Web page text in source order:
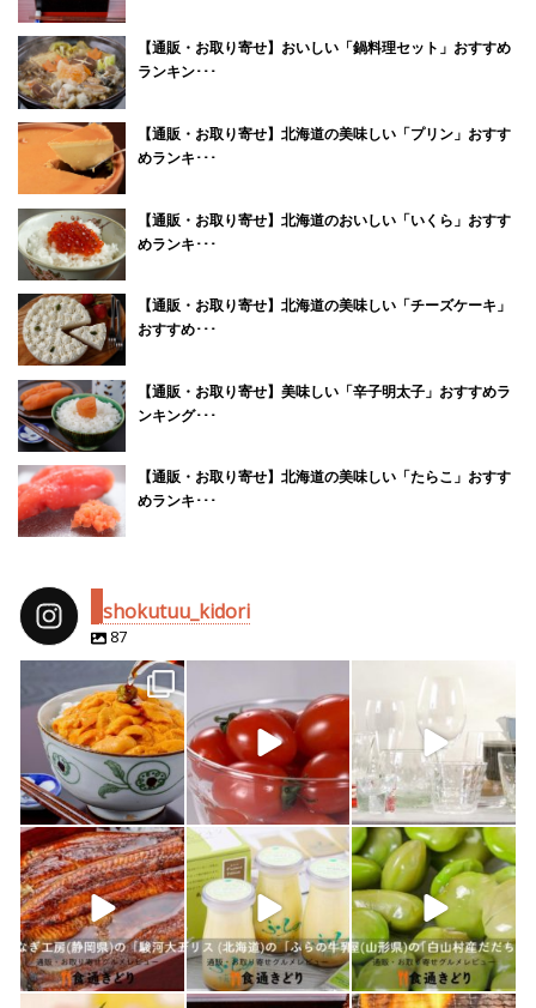
【通販・お取り寄せ】おいしい「鍋料理セット」おすすめ
ランキン･･･
【通販・お取り寄せ】北海道の美味しい「プリン」おすす
めランキ･･･
【通販・お取り寄せ】北海道のおいしい「いくら」おすす
めランキ･･･
【通販・お取り寄せ】北海道の美味しい「チーズケーキ」
おすすめ･･･
【通販・お取り寄せ】美味しい「辛子明太子」おすすめラ
ンキング･･･
【通販・お取り寄せ】北海道の美味しい「たらこ」おすす
めランキ･･･
shokutuu_kidori
87
shokutuu_kidori
4月 25 2月 14
shokutuu_kidori
2月 13
shokutuu_kidori
1月 26
shokutuu_kidori
1月 24
shokutuu_kidori
1月 23